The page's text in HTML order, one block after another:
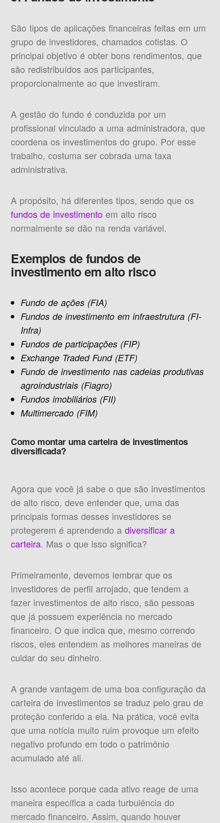
São tipos de aplicações financeiras feitas em um
grupo de investidores, chamados cotistas. O
principal objetivo é obter bons rendimentos, que
são redistribuídos aos participantes,
proporcionalmente ao que investiram.
A gestão do fundo é conduzida por um
profissional vinculado a uma administradora, que
coordena os investimentos do grupo. Por esse
trabalho, costuma ser cobrada uma taxa
administrativa.
A propósito, há diferentes tipos, sendo que os
fundos de investimento em alto risco
normalmente se dão na renda variável.
Exemplos de fundos de
investimento em alto risco
Fundo de ações (FIA)
Fundos de investimento em infraestrutura (FI-
Infra)
Fundos de participações (FIP)
Exchange Traded Fund (ETF)
Fundo de investimento nas cadeias produtivas
agroindustriais (Fiagro)
Fundos imobiliários (FII)
Multimercado (FIM)
Como montar uma carteira de investimentos
diversificada?
Agora que você já sabe o que são investimentos
de alto risco, deve entender que, uma das
principais formas desses investidores se
protegerem é aprendendo adiversificar a
carteira. Mas o que isso significa?
Primeiramente, devemos lembrar que os
investidores de perfil arrojado, que tendem a
fazer investimentos de alto risco, são pessoas
que já possuem experiência no mercado
financeiro. O que indica que, mesmo correndo
riscos, eles entendem as melhores maneiras de
cuidar do seu dinheiro.
A grande vantagem de uma boa configuração da
carteira de investimentos se traduz pelo grau de
proteção conferido a ela. Na prática, você evita
que uma notícia muito ruim provoque um efeito
negativo profundo em todo o patrimônio
acumulado até ali.
Isso acontece porque cada ativo reage de uma
maneira específica a cada turbulência do
mercado financeiro. Assim, quando houver